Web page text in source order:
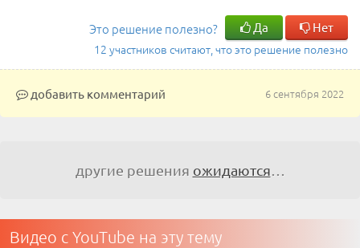
Это решение полезно? Да Нет
12 участников считают, что это решение полезно
6 сентября 2022
добавить комментарий
другие решения ожидаются
Видео с YouTube на эту тему